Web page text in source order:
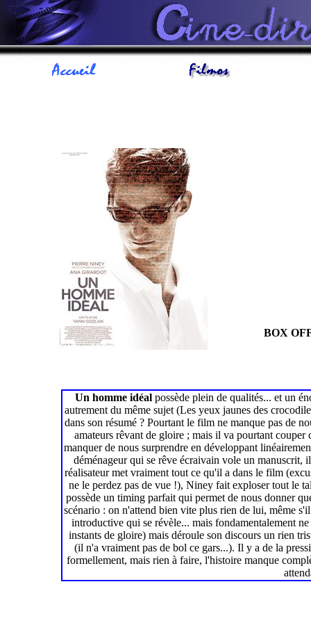
BOX
Un homme idéal possède plein de qualités... et un
autrement du même sujet (Les yeux jaunes des
dans son résumé ? Pourtant le film ne manque pas de
amateurs rêvant de gloire ; mais il va pourtant
manquer de nous surprendre en développant
déménageur qui se rêve écraivain vole un manuscrit,
réalisateur met vraiment tout ce qu'il a dans le film
ne le perdez pas de vue !), Niney fait exploser tout le
possède un timing parfait qui permet de nous donner
scénario : on n'attend bien vite plus rien de lui, même
introductive qui se révèle... mais fondamentalement
instants de gloire) mais déroule son discours un rien
(il n'a vraiment pas de bol ce gars...). Il y a de la
formellement, mais rien à faire, l'histoire manque